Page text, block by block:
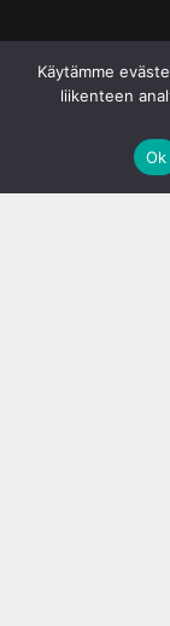
Käytämme
liikenteen
Ok